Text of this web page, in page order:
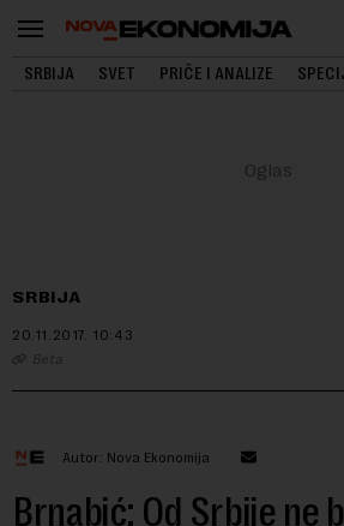
SRBIJA SVET PRIČE I ANALIZE
SRBIJA
20.11.2017. 10:43
Beta
Autor: Nova Ekonomija
Brnabić: Od Srbije ne